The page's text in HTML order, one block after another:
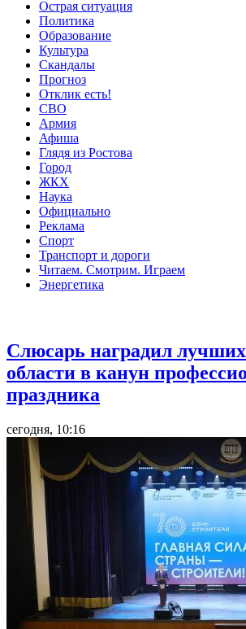
Острая ситуация
Политика
Образование
Культура
Скандалы
Прогноз
Отклик есть!
СВО
Армия
Афиша
Глядя из Ростова
Город
ЖКХ
Наука
Официально
Реклама
Спорт
Транспорт и дороги
Читаем. Смотрим. Играем
Энергетика
Слюсарь наградил лучших
области в канун
праздника
сегодня, 10:16